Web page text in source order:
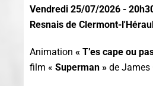
Vendredi 25/07/2026 -
Resnais de Clermont-
Animation « T’es cape ou
film « Superman » de James